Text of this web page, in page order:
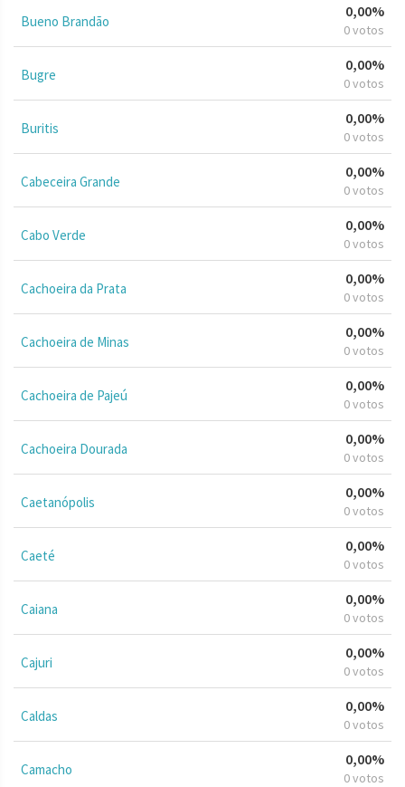
Bueno Brandão
0,00%
0 votos
Bugre
0,00%
0 votos
Buritis
0,00%
0 votos
Cabeceira Grande
0,00%
0 votos
Cabo Verde
0,00%
0 votos
Cachoeira da Prata
0,00%
0 votos
Cachoeira de Minas
0,00%
0 votos
Cachoeira de Pajeú
0,00%
0 votos
Cachoeira Dourada
0,00%
0 votos
Caetanópolis
0,00%
0 votos
Caeté
0,00%
0 votos
Caiana
0,00%
0 votos
Cajuri
0,00%
0 votos
Caldas
0,00%
0 votos
Camacho
0,00%
0 votos